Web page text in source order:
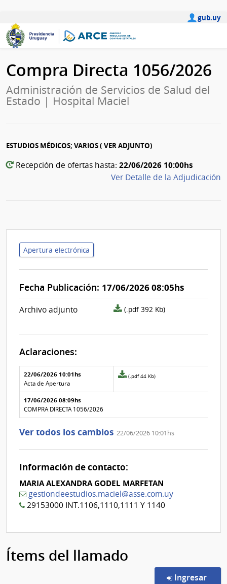
gub.uy
Compra Directa 1056/2026
Administración de Servicios de Salud del
Estado | Hospital Maciel
ESTUDIOS MÉDICOS; VARIOS ( VER ADJUNTO)
Recepción de ofertas hasta: 22/06/2026 10:00hs
Ver Detalle de la Adjudicación
Apertura electrónica
Fecha Publicación: 17/06/2026 08:05hs
Archivo adjunto
archivo
(.pdf 392 Kb)
Aclaraciones:
Aclaraciones del llamado
Fecha y
texto de
la
aclaración
Archivo
de la
aclaración
22/06/2026 10:01hs
Acta de Apertura
Archivo
de
Nº
(.pdf 44 Kb)
17/06/2026 08:09hs
COMPRA DIRECTA 1056/2026
Ver todos los cambios 22/06/2026 10:01hs
Información de contacto:
MARIA ALEXANDRA GODEL MARFETAN
gestiondeestudios.maciel@asse.com.uy
29153000 INT.1106,1110,1111 Y 1140
Ítems del llamado
Ingresar